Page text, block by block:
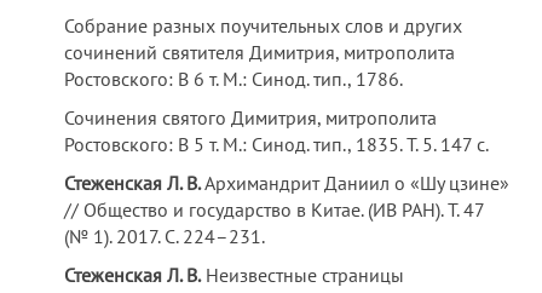
Собрание разных поучительных слов и других
сочинений святителя Димитрия, митрополита
Ростовского: В 6 т. М.: Синод. тип., 1786.
Сочинения святого Димитрия, митрополита
Ростовского: В 5 т. М.: Синод. тип., 1835. Т. 5. 147 с.
Стеженская Л. В.Архимандрит Даниил о «Шу цзине»
// Общество и государство в Китае. (ИВ РАН). Т. 47
(№ 1). 2017. С. 224–231.
Стеженская Л. В.Неизвестные страницы